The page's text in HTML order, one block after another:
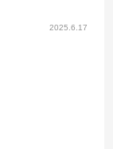
2025.6.17